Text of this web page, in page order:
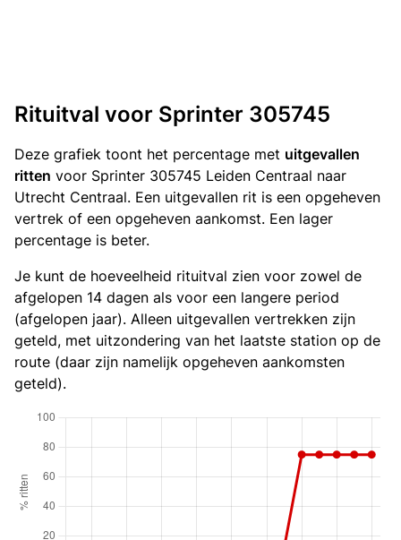
Rituitval voor Sprinter 305745
Deze grafiek toont het percentage met uitgevallen
ritten voor Sprinter 305745 Leiden Centraal naar
Utrecht Centraal. Een uitgevallen rit is een opgeheven
vertrek of een opgeheven aankomst. Een lager
percentage is beter.
Je kunt de hoeveelheid rituitval zien voor zowel de
afgelopen 14 dagen als voor een langere period
(afgelopen jaar). Alleen uitgevallen vertrekken zijn
geteld, met uitzondering van het laatste station op de
route (daar zijn namelijk opgeheven aankomsten
geteld).